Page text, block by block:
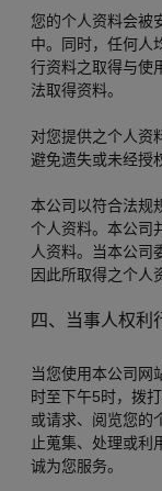
您的个人资料会被
中。同时，任何人
行资料之取得与使
法取得资料。
对您提供之个人资
避免遗失或未经授
本公司以符合法规
个人资料。本公司
人资料。当本公司
因此所取得之个人
四、当事人权利
当您使用本公司网
时至下午5时，拨
或请求、阅览您的
止蒐集、处理或利
诚为您服务。